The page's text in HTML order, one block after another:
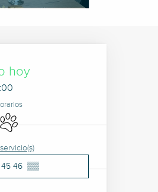
datos de
hoy
Se aceptan animales
46 ▒▒